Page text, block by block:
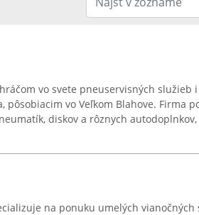
vo svete pneuservisných služieb i
pôsobiacim vo Veľkom Blahove. Firma
diskov a rôznych
na ponuku umelých vianočných